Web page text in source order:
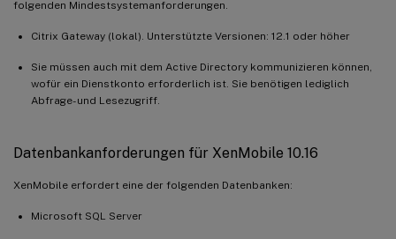
folgenden Mindestsystemanforderungen.
Citrix Gateway (lokal). Unterstützte Versionen: 12.1 oder höher
Sie müssen auch mit dem Active Directory kommunizieren können,
wofür ein Dienstkonto erforderlich ist. Sie benötigen lediglich
Abfrage- und Lesezugriff.
Datenbankanforderungen für XenMobile 10.16
XenMobile erfordert eine der folgenden Datenbanken:
Microsoft SQL Server